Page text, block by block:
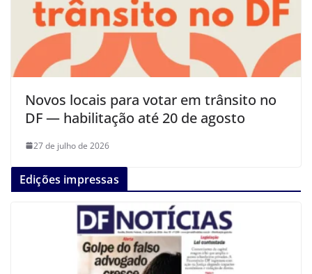
Novos locais para votar em trânsito no
DF — habilitação até 20 de agosto
27 de julho de 2026
Edições impressas